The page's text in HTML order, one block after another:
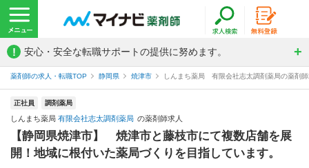
! 安心・安全な転職サポートの提供に努めます。
薬剤師の求人・転職TOP 静岡県 焼津市 しんまち薬局 有限会社志太調剤薬局の薬剤
正社員 調剤薬局
しんまち薬局 有限会社志太調剤薬局 の薬剤師求人
【静岡県焼津市】 焼津市と藤枝市にて複数店舗を展
開！地域に根付いた薬局づくりを目指しています。